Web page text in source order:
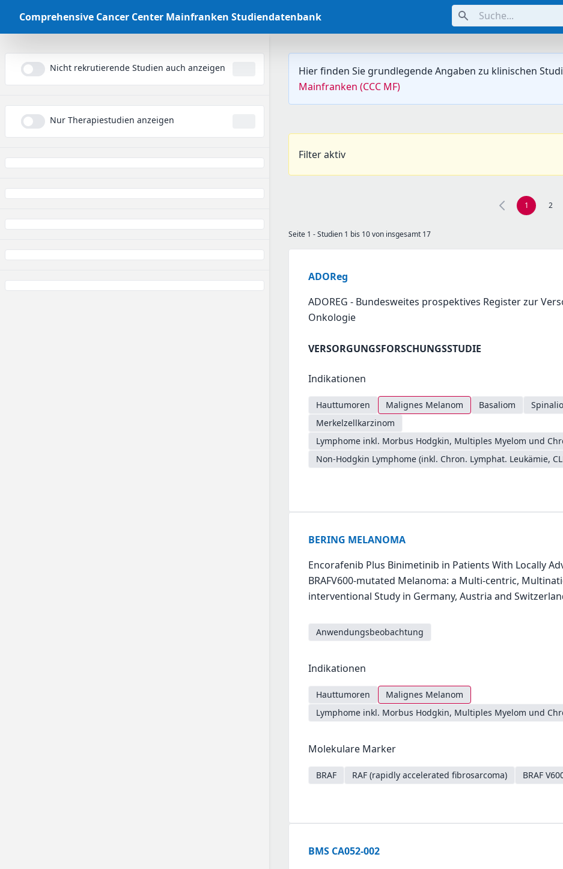
Comprehensive Cancer Center Mainfranken Studiendatenbank
Nicht rekrutierende Studien auch anzeigen
Nur Therapiestudien anzeigen
Hier finden Sie grundlegende Angaben zu klinischen
Mainfranken (CCC MF)
Suche...
Filter aktiv
1 2
Seite 1 - Studien 1 bis 10 von insgesamt 17
ADOReg
ADOREG - Bundesweites prospektives Register zur
Onkologie
VERSORGUNGSFORSCHUNGSSTUDIE
Indikationen
Hauttumoren Malignes Melanom Basaliom
Merkelzellkarzinom
Lymphome inkl. Morbus Hodgkin, Multiples Myelom und
Non-Hodgkin Lymphome (inkl. Chron. Lymphat. Leukämie,
BERING MELANOMA
Encorafenib Plus Binimetinib in Patients With Locally
BRAFV600-mutated Melanoma: a Multi-centric,
interventional Study in Germany, Austria and
Anwendungsbeobachtung
Indikationen
Hauttumoren
Malignes Melanom
Lymphome inkl. Morbus Hodgkin, Multiples Myelom und
Molekulare Marker
BRAF RAF (rapidly accelerated fibrosarcoma) BRAF
BMS CA052-002